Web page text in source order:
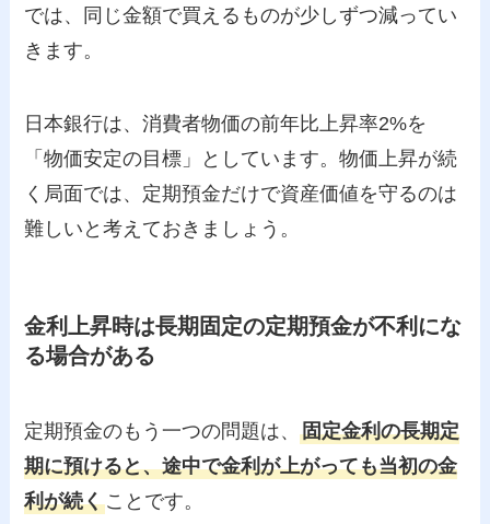
では、同じ金額で買えるものが少しずつ減ってい
きます。
日本銀行は、消費者物価の前年比上昇率2%を
「物価安定の目標」としています。物価上昇が続
く局面では、定期預金だけで資産価値を守るのは
難しいと考えておきましょう。
金利上昇時は長期固定の定期預金が不利にな
る場合がある
定期預金のもう一つの問題は、固定金利の長期定
期に預けると、途中で金利が上がっても当初の金
利が続くことです。